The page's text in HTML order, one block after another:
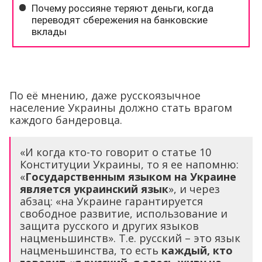
По её мнению, даже русскоязычное
население Украины должно стать врагом
каждого бандеровца.
«И когда кто-то говорит о статье 10
Конституции Украины, то я ее напомню:
«Государственным языком на Украине
является украинский язык», и через
абзац: «на Украине гарантируется
свободное развитие, использование и
защита русского и других языков
нацменьшинств». Т.е. русский – это язык
нацменьшинства, то есть каждый, кто